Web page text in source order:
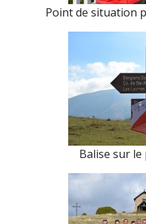
Point de situation
Balise sur le